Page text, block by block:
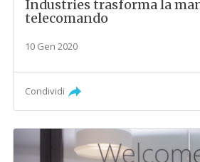
Industries trasforma la
telecomando
10 Gen 2020
Condividi